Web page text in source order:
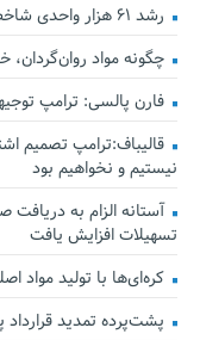
رشد ۶۱ هزار واحدی شاخص بورس
چگونه مواد روان‌گردان،
فارن پالسی: ترامپ
قالیباف:ترامپ تصمیم
نیستیم و نخواهیم بود
تسهیلات افزایش یافت
کره‌ای‌ها با تولید مواد
پشت‌پرده تمدید